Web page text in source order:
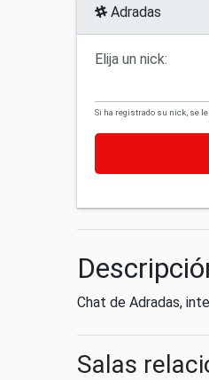
Adradas
Elija un nick:
Si ha registrado su nick, se
Chat de Adradas,
Salas